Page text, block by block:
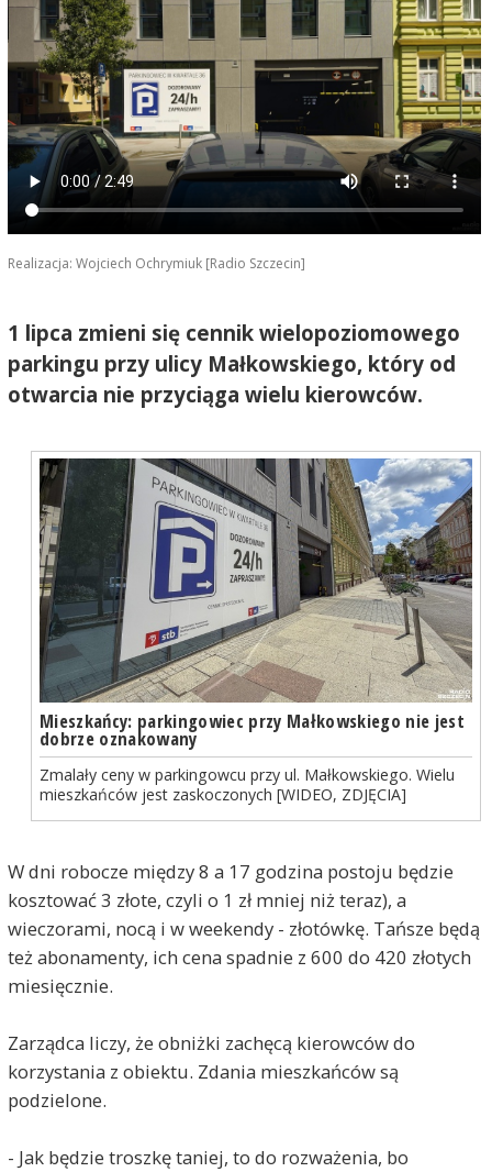
Realizacja: Wojciech Ochrymiuk [Radio Szczecin]
1 lipca zmieni się cennik wielopoziomowego
parkingu przy ulicy Małkowskiego, który od
otwarcia nie przyciąga wielu kierowców.
Mieszkańcy: parkingowiec przy Małkowskiego nie jest
dobrze oznakowany
Zmalały ceny w parkingowcu przy ul. Małkowskiego. Wielu
mieszkańców jest zaskoczonych [WIDEO, ZDJĘCIA]
W dni robocze między 8 a 17 godzina postoju będzie
kosztować 3 złote, czyli o 1 zł mniej niż teraz), a
wieczorami, nocą i w weekendy - złotówkę. Tańsze będą
też abonamenty, ich cena spadnie z 600 do 420 złotych
miesięcznie.
Zarządca liczy, że obniżki zachęcą kierowców do
korzystania z obiektu. Zdania mieszkańców są
podzielone.
- Jak będzie troszkę taniej, to do rozważenia, bo